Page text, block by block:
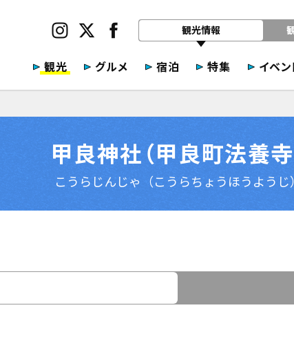
観光情報
観光 グルメ 宿泊 特集 イベン
甲良神社（甲良町法養寺
こうらじんじゃ（こうらちょうほうようじ）